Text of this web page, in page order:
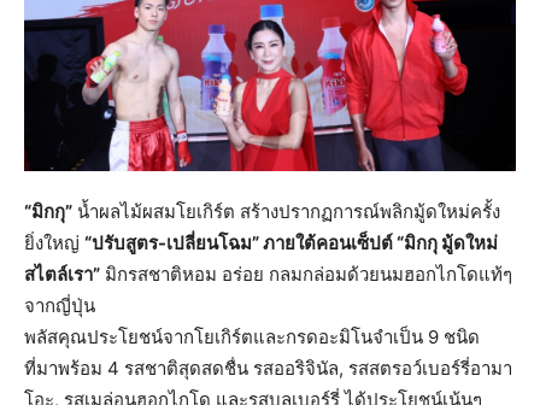
“มิกกุ” น้ำผลไม้ผสมโยเกิร์ต สร้างปรากฏการณ์พลิกมู้ดใหม่ครั้ง
ยิ่งใหญ่ “ปรับสูตร-เปลี่ยนโฉม” ภายใต้คอนเซ็ปต์ “มิกกุ มู้ดใหม่
สไตล์เรา” มิกรสชาติหอม อร่อย กลมกล่อมด้วยนมฮอกไกโดแท้ๆ
จากญี่ปุ่น
พลัสคุณประโยชน์จากโยเกิร์ตและกรดอะมิโนจำเป็น 9 ชนิด
ที่มาพร้อม 4 รสชาติสุดสดชื่น รสออริจินัล, รสสตรอว์เบอร์รี่อามา
โอะ, รสเมล่อนฮอกไกโด และรสบลูเบอร์รี่ ได้ประโยชน์เน้นๆ